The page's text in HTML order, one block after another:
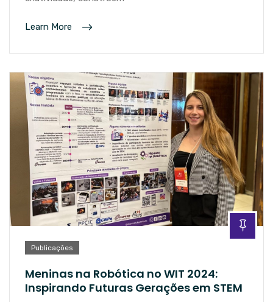
Learn More
Publicações
Meninas na Robótica no WIT 2024:
Inspirando Futuras Gerações em STEM